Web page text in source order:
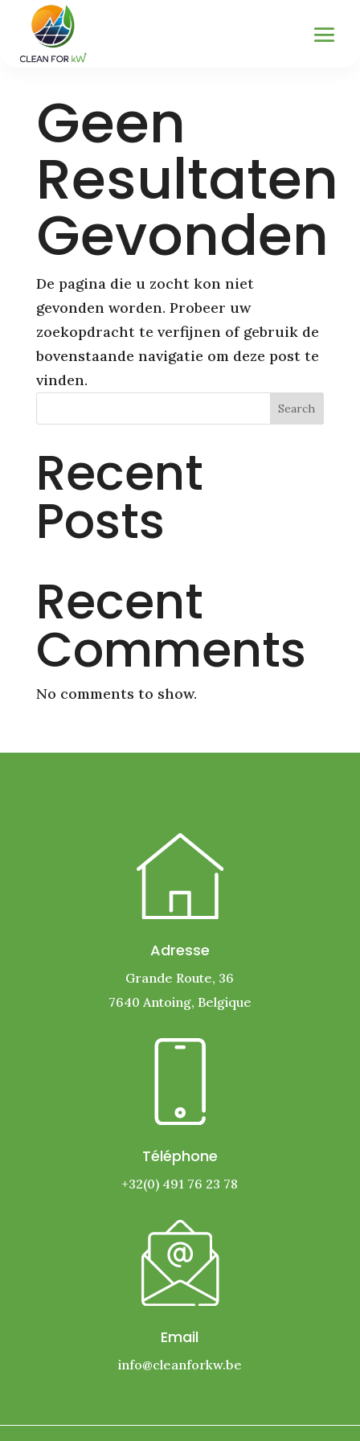
Geen
Resultaten
Gevonden
De pagina die u zocht kon niet
gevonden worden. Probeer uw
zoekopdracht te verfijnen of gebruik de
bovenstaande navigatie om deze post te
vinden.
Search
Recent
Posts
Recent
Comments
No comments to show.
Adresse
Grande Route, 36
7640 Antoing, Belgique
Téléphone
+32(0) 491 76 23 78
Email
info@cleanforkw.be